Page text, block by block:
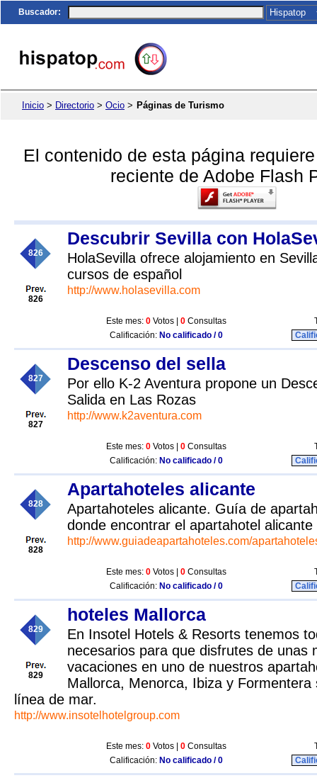
Buscador:
Inicio > Directorio > Ocio > Páginas de Turismo
El contenido de esta página
reciente de Adobe Flash
826
826
Descubrir Sevilla con
HolaSevilla ofrece alojamiento en
cursos de español
http://www.holasevilla.com
Este mes: 0 Votos | 0 Consultas
Calificación: No calificado / 0
827
827
Descenso del sella
Por ello K-2 Aventura propone un
Salida en Las Rozas
http://www.k2aventura.com
Este mes: 0 Votos | 0 Consultas
Calificación: No calificado / 0
828
828
Apartahoteles alicante
Apartahoteles alicante. Guía de
donde encontrar el apartahotel alicante
http://www.guiadeapartahoteles.com/
Este mes: 0 Votos | 0 Consultas
Calificación: No calificado / 0
829
829
hoteles Mallorca
En Insotel Hotels & Resorts tenemos
necesarios para que disfrutes de unas
vacaciones en uno de nuestros
Mallorca, Menorca, Ibiza y Formentera
línea de mar.
http://www.insotelhotelgroup.com
Este mes: 0 Votos | 0 Consultas
Calificación: No calificado / 0